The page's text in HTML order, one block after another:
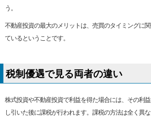
う。
不動産投資の最大のメリットは、売買のタイミングに
ているということです。
税制優遇で見る両者の違い
株式投資や不動産投資で利益を得た場合には、その利
し引いた後に課税が行われます。課税の方法は全く異